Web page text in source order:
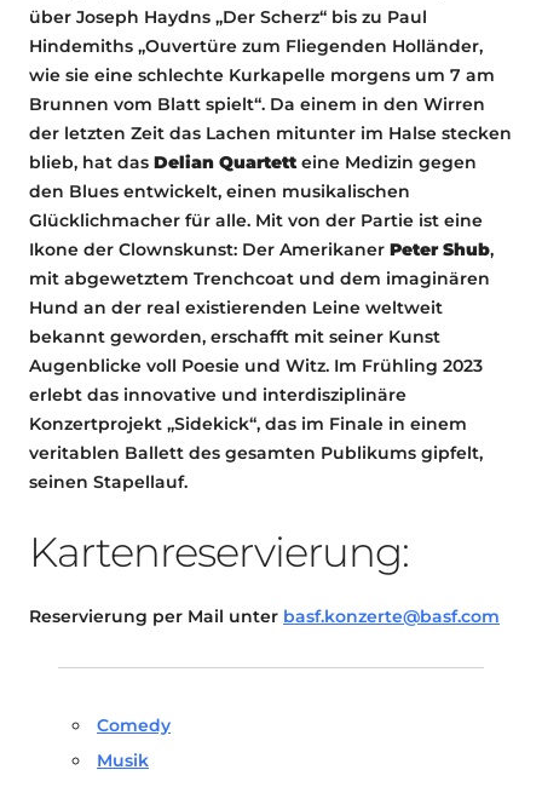
über Joseph Haydns „Der Scherz“ bis zu Paul
Hindemiths „Ouvertüre zum Fliegenden Holländer,
wie sie eine schlechte Kurkapelle morgens um 7 am
Brunnen vom Blatt spielt“. Da einem in den Wirren
der letzten Zeit das Lachen mitunter im Halse stecken
blieb, hat das Delian Quartetteine Medizin gegen
den Blues entwickelt, einen musikalischen
Glücklichmacher für alle. Mit von der Partie ist eine
Ikone der Clownskunst: Der Amerikaner Peter Shub,
mit abgewetztem Trenchcoat und dem imaginären
Hund an der real existierenden Leine weltweit
bekannt geworden, erschafft mit seiner Kunst
Augenblicke voll Poesie und Witz. Im Frühling 2023
erlebt das innovative und interdisziplinäre
Konzertprojekt „Sidekick“, das im Finale in einem
veritablen Ballett des gesamten Publikums gipfelt,
seinen Stapellauf.
Kartenreservierung:
Reservierung per Mail unter basf.konzerte@basf.com
Comedy
Musik